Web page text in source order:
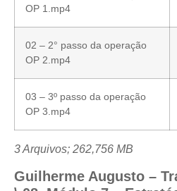
OP 1.mp4
02 – 2° passo da operação
OP 2.mp4
03 – 3º passo da operação
OP 3.mp4
3 Arquivos; 262,756 MB
Guilherme Augusto –